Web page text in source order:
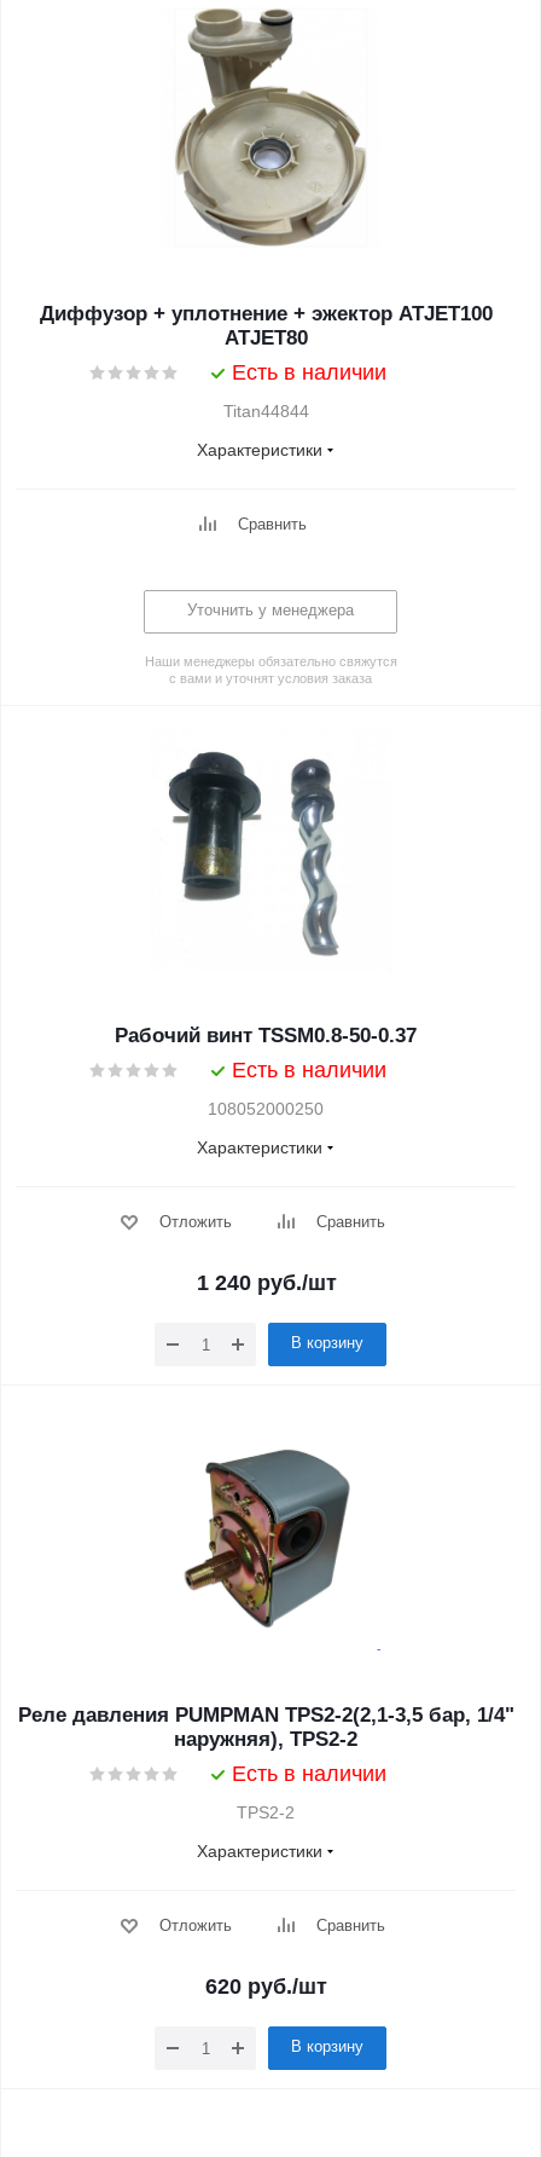
Диффузор + уплотнение + эжектор ATJET100
ATJET80
Есть в наличии
Titan44844
Характеристики
Сравнить
Уточнить у менеджера
Наши менеджеры обязательно свяжутся
с вами и уточнят условия заказа
Рабочий винт TSSM0.8-50-0.37
Есть в наличии
108052000250
Характеристики
Отложить Сравнить
1 240руб./шт
В корзину
Реле давления PUMPMAN TPS2-2(2,1-3,5 бар, 1/4"
наружняя), TPS2-2
Есть в наличии
TPS2-2
Характеристики
Отложить Сравнить
620 руб./шт
В корзину